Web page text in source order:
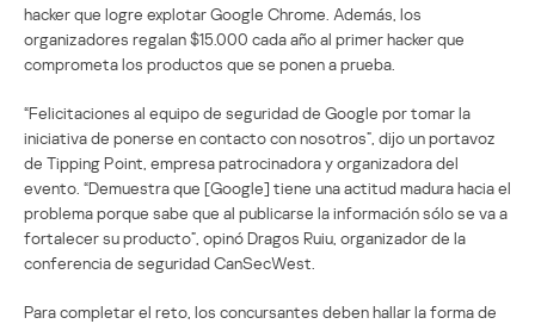
hacker que logre explotar Google Chrome. Además, los
organizadores regalan $15.000 cada año al primer hacker que
comprometa los productos que se ponen a prueba.
“Felicitaciones al equipo de seguridad de Google por tomar la
iniciativa de ponerse en contacto con nosotros”, dijo un portavoz
de Tipping Point, empresa patrocinadora y organizadora del
evento. “Demuestra que [Google] tiene una actitud madura hacia el
problema porque sabe que al publicarse la información sólo se va a
fortalecer su producto”, opinó Dragos Ruiu, organizador de la
conferencia de seguridad CanSecWest.
Para completar el reto, los concursantes deben hallar la forma de